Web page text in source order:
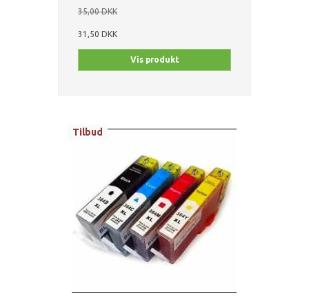
35,00 DKK
31,50 DKK
Vis produkt
Tilbud